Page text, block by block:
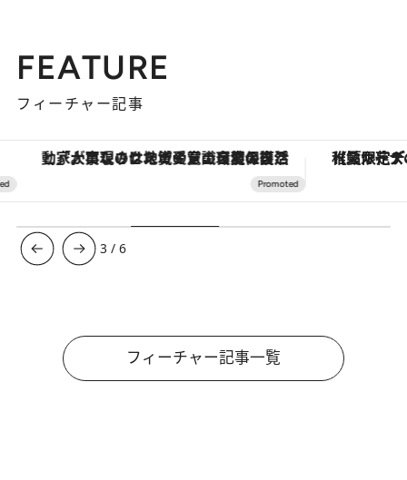
FEATURE
フィーチャー記事
「大事なのは地域の意識を変えること」。ロレックス賞受賞の自然保護活動家が実現させたナイジェリアの自然環境の復活 【夏限定ディナーコース】旬を
3 /6
フィーチャー記事一覧